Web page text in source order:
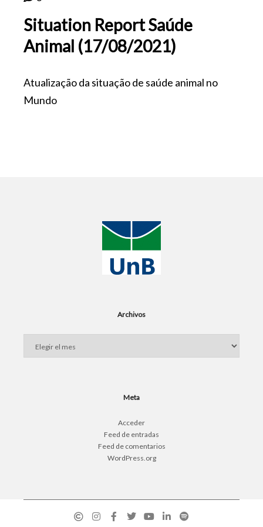
Situation Report Saúde
Animal (17/08/2021)
Atualização da situação de saúde animal no
Mundo
Archivos
Meta
Acceder
Feed de entradas
Feed de comentarios
WordPress.org